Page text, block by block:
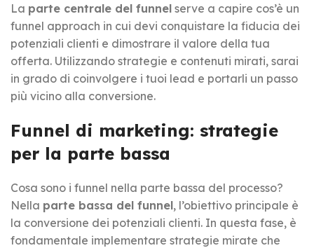
La parte centrale del funnel serve a capire cos’è un
funnel approach in cui devi conquistare la fiducia dei
potenziali clienti e dimostrare il valore della tua
offerta. Utilizzando strategie e contenuti mirati, sarai
in grado di coinvolgere i tuoi lead e portarli un passo
più vicino alla conversione.
Funnel di marketing: strategie
per la parte bassa
Cosa sono i funnel nella parte bassa del processo?
Nella parte bassa del funnel, l’obiettivo principale è
la conversione dei potenziali clienti. In questa fase, è
fondamentale implementare strategie mirate che